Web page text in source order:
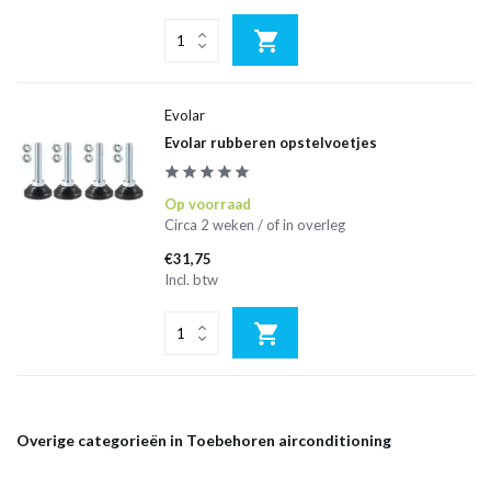
Evolar
Evolar rubberen opstelvoetjes
Op voorraad
Circa 2 weken / of in overleg
€31,75
Incl. btw
Overige categorieën in Toebehoren airconditioning